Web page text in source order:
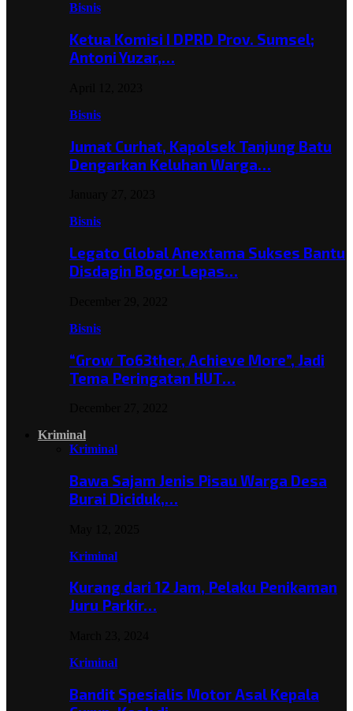
Bisnis
Ketua Komisi I DPRD Prov. Sumsel;
Antoni Yuzar,…
Bisnis
Jumat Curhat, Kapolsek Tanjung Batu
Dengarkan Keluhan Warga…
Bisnis
Legato Global Anextama Sukses Bantu
Disdagin Bogor Lepas…
Bisnis
“Grow To63ther, Achieve More”, Jadi
Tema Peringatan HUT…
Kriminal
Kriminal
Bawa Sajam Jenis Pisau Warga Desa
Burai Diciduk,…
Kriminal
Kurang dari 12 Jam, Pelaku Penikaman
Juru Parkir…
Kriminal
Bandit Spesialis Motor Asal Kepala